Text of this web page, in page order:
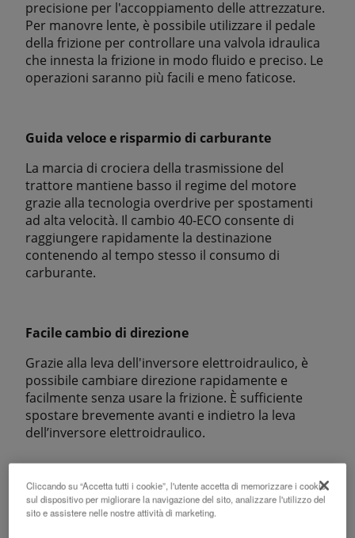
precisione per l'accoppiamento delle attrezzature.
Per manovre lente, è possibile utilizzare il pedale
della frizione per controllare una valvola idraulica
che innesta la frizione in modo fluido e preciso. Le
operazioni saranno più facili e meno faticose.
Guida veloce e risparmio di carburante
La marcia di crociera della trasmissione del
trattore mantiene basso il regime del motore
grazie alla tecnologia overdrive per spostamenti
ad alta velocità. Il cambio 40-ECO consente di
raggiungere rapidamente la destinazione
contenendo al tempo stesso il consumo di
carburante.
Facile cambio di direzione
Grazie alla leva dell'inversore elettroidraulico, è
possibile cambiare direzione rapidamente e
facilmente senza usare la frizione. È sufficiente
spostare brevemente avanti e indietro la leva
dell’inversore elettroidraulico.
Cliccando su “Accetta tutti i cookie”, l'utente accetta di memorizzare i cookie
sul dispositivo per migliorare la navigazione del sito, analizzare l'utilizzo del
sito e assistere nelle nostre attività di marketing.